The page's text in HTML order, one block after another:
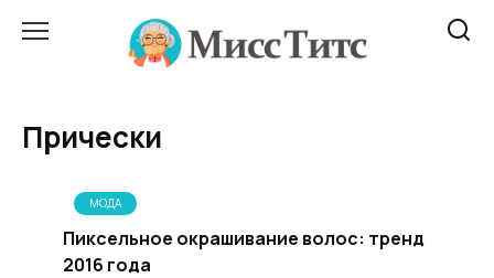
Прически
МОДА
Пиксельное окрашивание волос: тренд
2016 года